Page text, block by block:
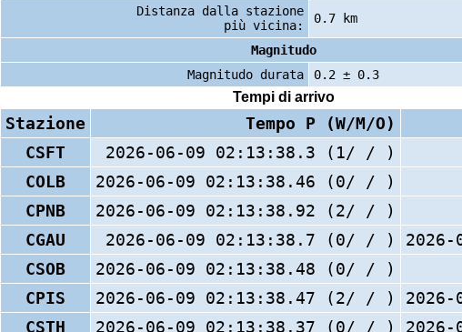
Distanza dalla stazione
più vicina:
0.7 km
Magnitudo
Magnitudo durata
0.2 ± 0.3
Tempi di arrivo
Stazione Tempo P (W/M/O)
CSFT
2026-06-09 02:13:38.3 (1/ / )
COLB
2026-06-09 02:13:38.46 (0/ / )
CPNB
2026-06-09 02:13:38.92 (2/ / )
CGAU
2026-06-09 02:13:38.7 (0/ / )
CSOB
2026-06-09 02:13:38.48 (0/ / )
CPIS
2026-06-09 02:13:38.47 (2/ / )
CSTH
2026-06-09 02:13:38.37 (0/ / )